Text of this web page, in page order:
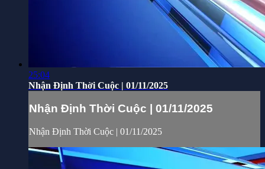
25:04
Nhận Định Thời Cuộc | 01/11/2025
Nhận Định Thời Cuộc | 01/11/2025
Nhận Định Thời Cuộc | 01/11/2025